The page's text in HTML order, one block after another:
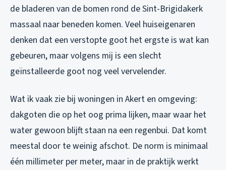
de bladeren van de bomen rond de Sint-Brigidakerk
massaal naar beneden komen. Veel huiseigenaren
denken dat een verstopte goot het ergste is wat kan
gebeuren, maar volgens mij is een slecht
geïnstalleerde goot nog veel vervelender.
Wat ik vaak zie bij woningen in Akert en omgeving:
dakgoten die op het oog prima lijken, maar waar het
water gewoon blijft staan na een regenbui. Dat komt
meestal door te weinig afschot. De norm is minimaal
één millimeter per meter, maar in de praktijk werkt